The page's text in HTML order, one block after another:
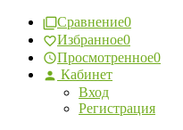
Сравнение0
Избранное0
Просмотренное0
Кабинет
Вход
Регистрация